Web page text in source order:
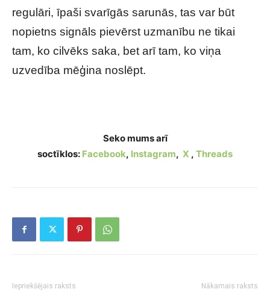
regulāri, īpaši svarīgās sarunās, tas var būt
nopietns signāls pievērst uzmanību ne tikai
tam, ko cilvēks saka, bet arī tam, ko viņa
uzvedība mēģina noslēpt.
Seko mums arī
soctīklos: Facebook, Instagram, X , Threads
Iepriekšējais raksts Nākamais raksts